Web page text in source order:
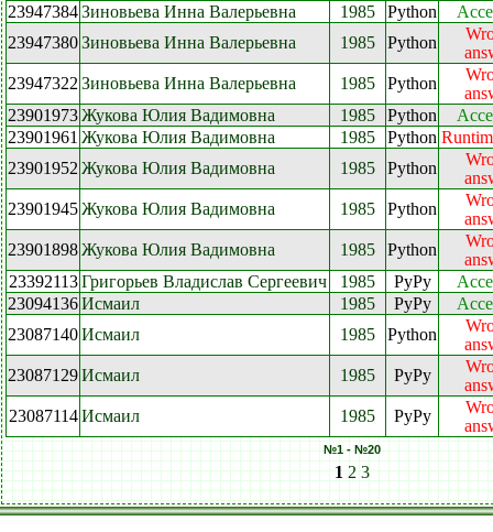
23947384Зиновьева Инна Валерьевна 1985 Python
23947380Зиновьева Инна Валерьевна 1985 Python
23947322 Зиновьева Инна Валерьевна 1985 Python
23901973Жукова Юлия Вадимовна 1985 Python
23901961 Жукова Юлия Вадимовна 1985 Python
23901952 Жукова Юлия Вадимовна 1985 Python
23901945Жукова Юлия Вадимовна 1985 Python
23901898Жукова Юлия Вадимовна 1985 Python
23392113 Григорьев Владислав Сергеевич 1985 PyPy
23094136Исмаил 1985 PyPy
23087140Исмаил 1985 Python
23087129Исмаил 1985 PyPy
23087114 Исмаил 1985 PyPy
№1 - №20
1 2 3